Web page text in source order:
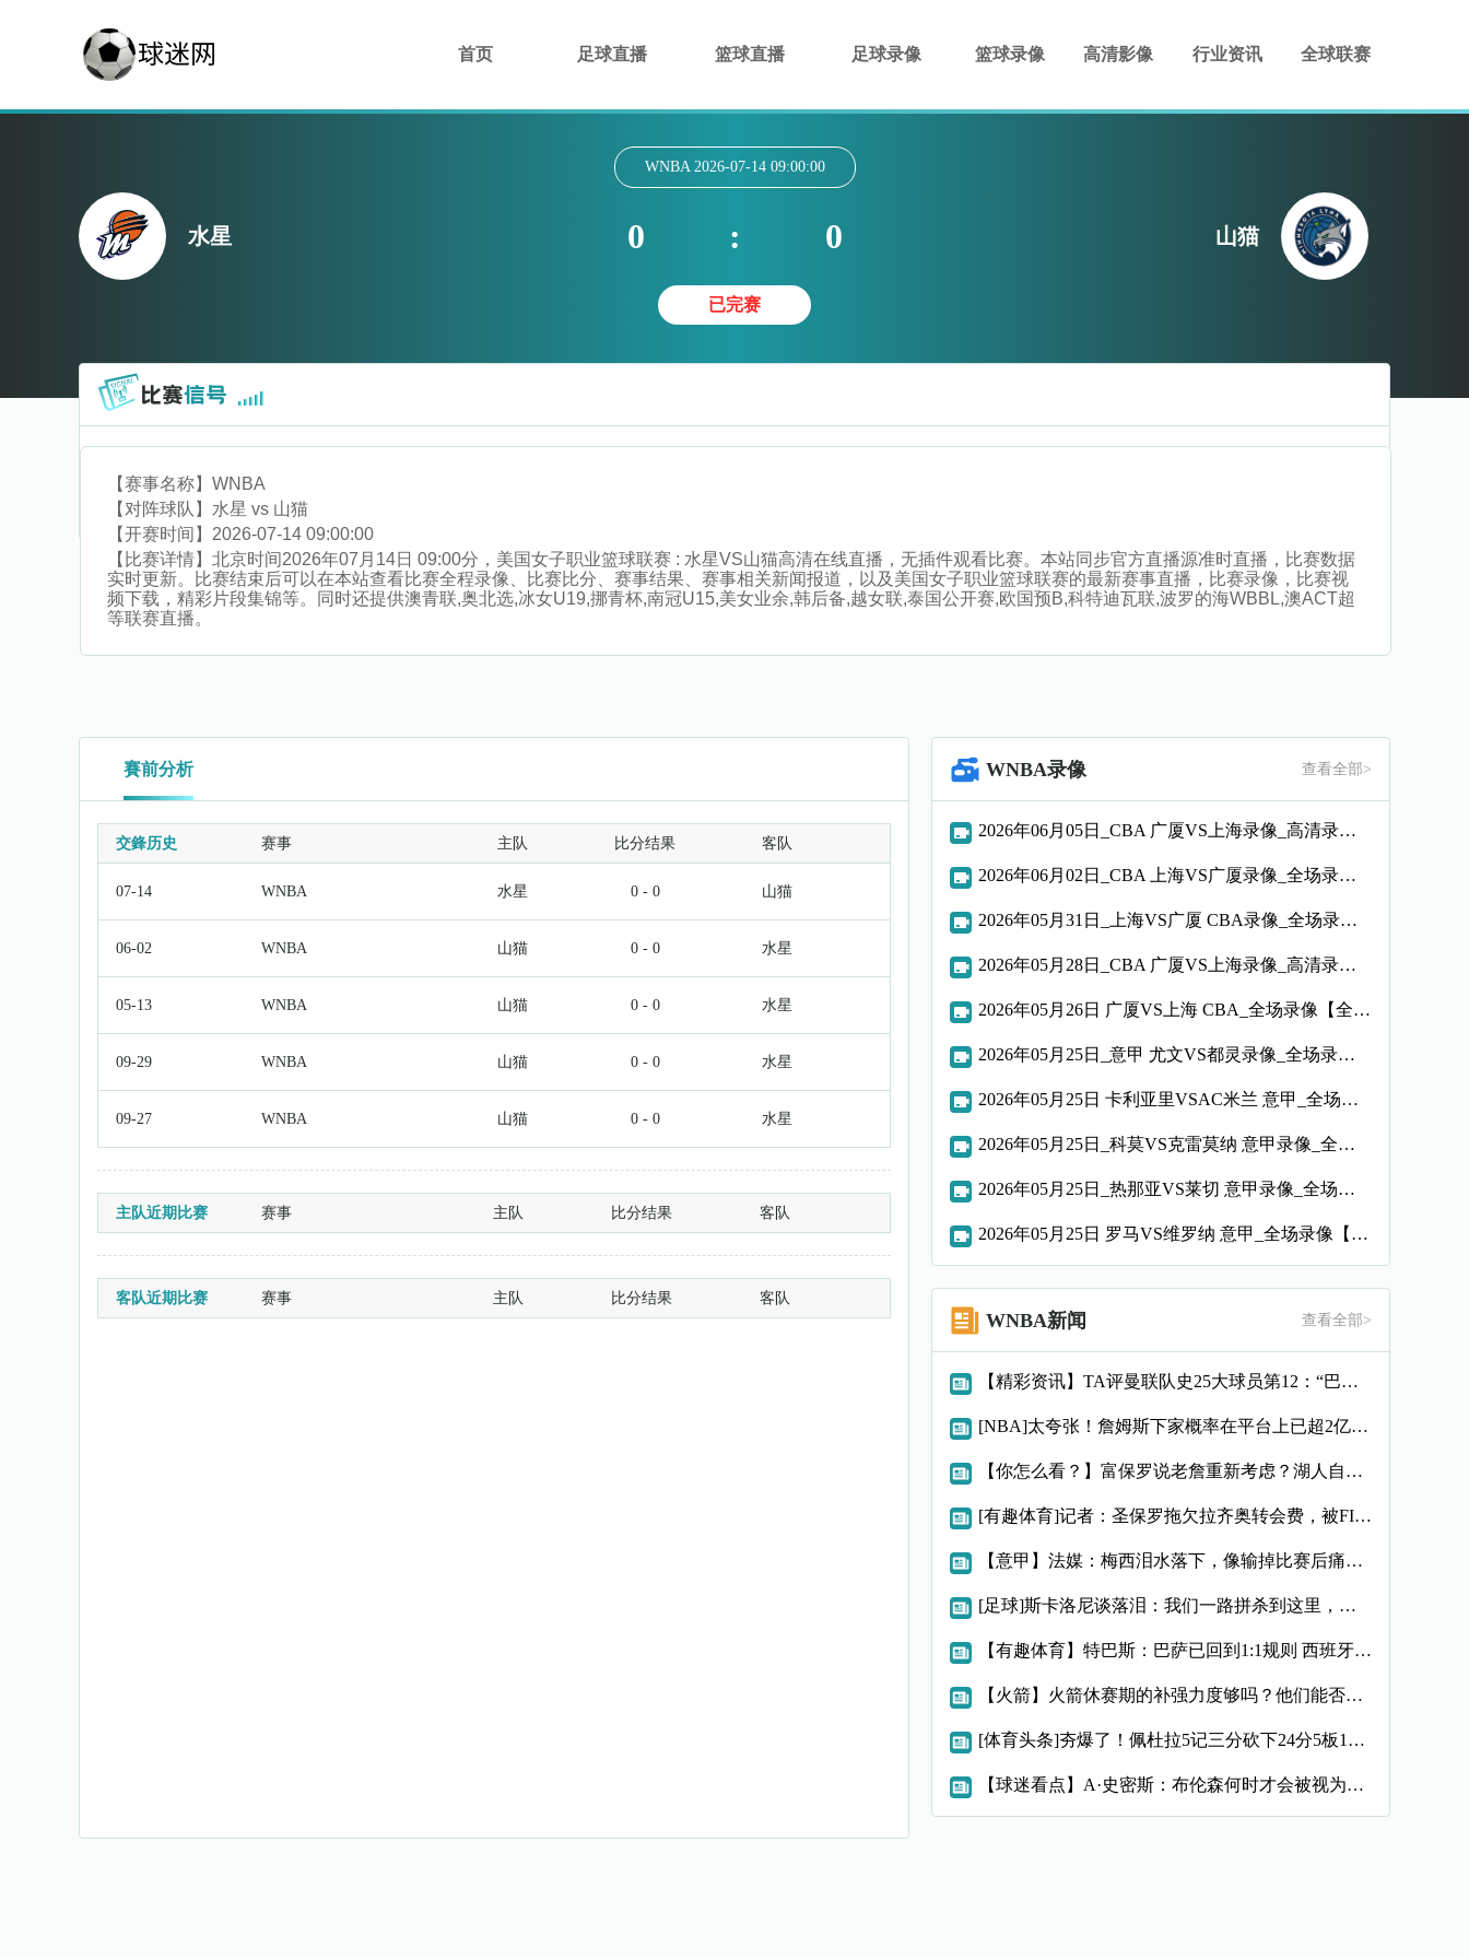
首页 足球直播 篮球直播 足球录像 篮球录像 高清影像 行业资讯 全球联赛
水星
WNBA 2026-07-14 09:00:00
0 : 0
已完赛
山猫
【赛事名称】 WNBA
【对阵球队】 水星 vs 山猫
【开赛时间】 2026-07-14 09:00:00
【比赛详情】 北京时间2026年07月14日 09:00分，美国女子职业篮球联赛 : 水星VS山猫高清在线直播，无插件观看比赛。本站同步官方直播源准时直播，比赛数据
实时更新。比赛结束后可以在本站查看比赛全程录像、比赛比分、赛事结果、赛事相关新闻报道，以及美国女子职业篮球联赛的最新赛事直播，比赛录像，比赛视
频下载，精彩片段集锦等。同时还提供澳青联,奥北选,冰女U19,挪青杯,南冠U15,美女业余,韩后备,越女联,泰国公开赛,欧国预B,科特迪瓦联,波罗的海WBBL,澳ACT超
等联赛直播。
賽前分析
交鋒历史 赛事 主队 比分结果 客队
07-14 WNBA 水星 0 - 0 山猫
06-02 WNBA 山猫 0 - 0 水星
05-13 WNBA 山猫 0 - 0 水星
09-29 WNBA 山猫 0 - 0 水星
09-27 WNBA 山猫 0 - 0 水星
主队近期比赛 赛事 主队 比分结果 客队
客队近期比赛 赛事 主队 比分结果 客队
WNBA录像 查看全部>
2026年06月05日_CBA 广厦VS上海录像_高清录像【全场回放】
2026年06月02日_CBA 上海VS广厦录像_全场录像【全场回放】
2026年05月31日_上海VS广厦 CBA录像_全场录像【高清回放】
2026年05月28日_CBA 广厦VS上海录像_高清录像【全场回放】
2026年05月26日 广厦VS上海 CBA_全场录像【全场回放】
2026年05月25日_意甲 尤文VS都灵录像_全场录像【视频集锦】
2026年05月25日 卡利亚里VSAC米兰 意甲_全场录像【视频集锦】
2026年05月25日_科莫VS克雷莫纳 意甲录像_全场录像【视频集锦】
2026年05月25日_热那亚VS莱切 意甲录像_全场录像【全场回放】
2026年05月25日 罗马VS维罗纳 意甲_全场录像【全场回放】
WNBA新闻 查看全部>
【精彩资讯】TA评曼联队史25大球员第12：“巴斯比宝贝”的
[NBA]太夸张！詹姆斯下家概率在平台上已超2亿美元投注 比
【你怎么看？】富保罗说老詹重新考虑？湖人自媒体：他再回湖人那
[有趣体育]记者：圣保罗拖欠拉齐奥转会费，被FIFA处以转会
【意甲】法媒：梅西泪水落下，像输掉比赛后痛哭的孩子，时光仿佛
[足球]斯卡洛尼谈落泪：我们一路拼杀到这里，所经历的一切太震
【有趣体育】特巴斯：巴萨已回到1:1规则 西班牙有最好的联赛
【火箭】火箭休赛期的补强力度够吗？他们能否在西部与顶尖豪强抗
[体育头条]夯爆了！佩杜拉5记三分砍下24分5板11助6断
【球迷看点】A·史密斯：布伦森何时才会被视为超巨？卫冕冠军不